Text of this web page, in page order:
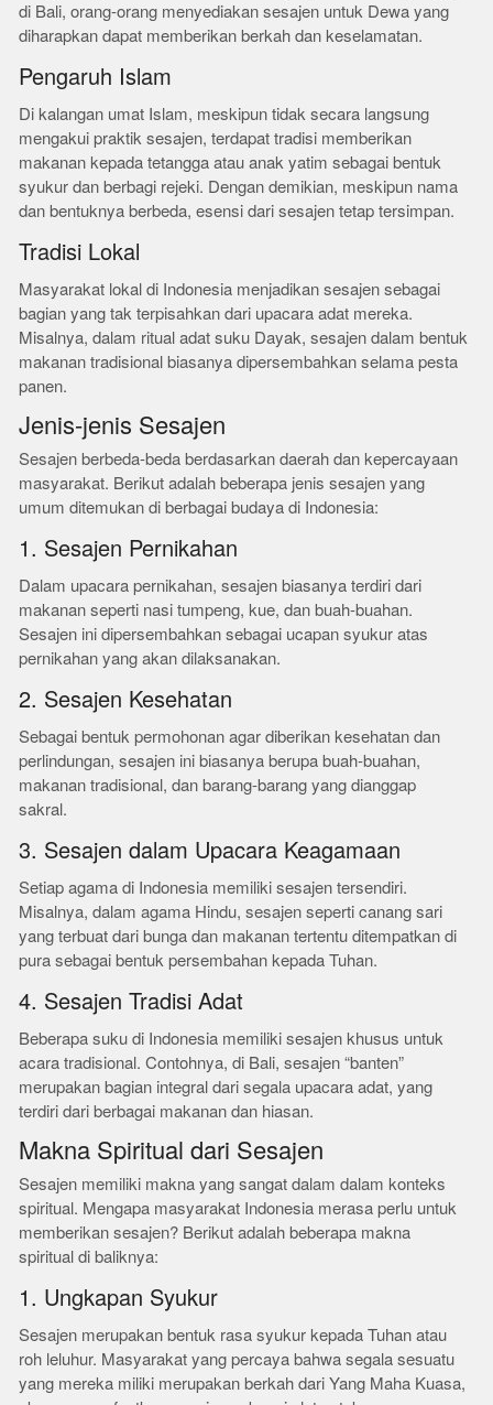
di Bali, orang-orang menyediakan sesajen untuk Dewa yang
diharapkan dapat memberikan berkah dan keselamatan.
Pengaruh Islam
Di kalangan umat Islam, meskipun tidak secara langsung
mengakui praktik sesajen, terdapat tradisi memberikan
makanan kepada tetangga atau anak yatim sebagai bentuk
syukur dan berbagi rejeki. Dengan demikian, meskipun nama
dan bentuknya berbeda, esensi dari sesajen tetap tersimpan.
Tradisi Lokal
Masyarakat lokal di Indonesia menjadikan sesajen sebagai
bagian yang tak terpisahkan dari upacara adat mereka.
Misalnya, dalam ritual adat suku Dayak, sesajen dalam bentuk
makanan tradisional biasanya dipersembahkan selama pesta
panen.
Jenis-jenis Sesajen
Sesajen berbeda-beda berdasarkan daerah dan kepercayaan
masyarakat. Berikut adalah beberapa jenis sesajen yang
umum ditemukan di berbagai budaya di Indonesia:
1. Sesajen Pernikahan
Dalam upacara pernikahan, sesajen biasanya terdiri dari
makanan seperti nasi tumpeng, kue, dan buah-buahan.
Sesajen ini dipersembahkan sebagai ucapan syukur atas
pernikahan yang akan dilaksanakan.
2. Sesajen Kesehatan
Sebagai bentuk permohonan agar diberikan kesehatan dan
perlindungan, sesajen ini biasanya berupa buah-buahan,
makanan tradisional, dan barang-barang yang dianggap
sakral.
3. Sesajen dalam Upacara Keagamaan
Setiap agama di Indonesia memiliki sesajen tersendiri.
Misalnya, dalam agama Hindu, sesajen seperti canang sari
yang terbuat dari bunga dan makanan tertentu ditempatkan di
pura sebagai bentuk persembahan kepada Tuhan.
4. Sesajen Tradisi Adat
Beberapa suku di Indonesia memiliki sesajen khusus untuk
acara tradisional. Contohnya, di Bali, sesajen “banten”
merupakan bagian integral dari segala upacara adat, yang
terdiri dari berbagai makanan dan hiasan.
Makna Spiritual dari Sesajen
Sesajen memiliki makna yang sangat dalam dalam konteks
spiritual. Mengapa masyarakat Indonesia merasa perlu untuk
memberikan sesajen? Berikut adalah beberapa makna
spiritual di baliknya:
1. Ungkapan Syukur
Sesajen merupakan bentuk rasa syukur kepada Tuhan atau
roh leluhur. Masyarakat yang percaya bahwa segala sesuatu
yang mereka miliki merupakan berkah dari Yang Maha Kuasa,